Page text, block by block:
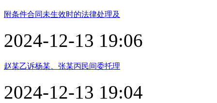
附条件合同未生效时的法律处理及
2024-12-13 19:06
赵某乙诉杨某、张某丙民间委托理
2024-12-13 19:04